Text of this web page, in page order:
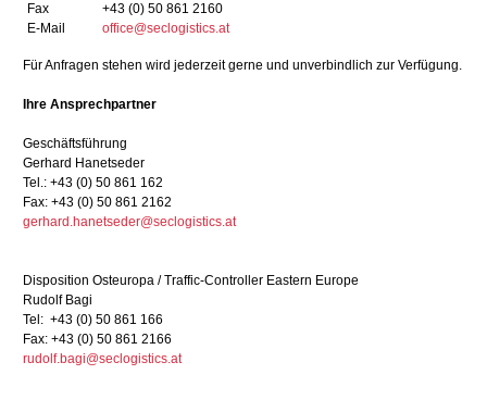
Fax
E-Mail
+43 (0) 50 861 2160
office@seclogistics.at
Für Anfragen stehen wird jederzeit gerne und unverbindlich zur Verfügung.
Ihre Ansprechpartner
Geschäftsführung
Gerhard Hanetseder
Tel.: +43 (0) 50 861 162
Fax: +43 (0) 50 861 2162
gerhard.hanetseder@seclogistics.at
Disposition Osteuropa / Traffic-Controller Eastern Europe
Rudolf Bagi
Tel: +43 (0) 50 861 166
Fax: +43 (0) 50 861 2166
rudolf.bagi@seclogistics.at